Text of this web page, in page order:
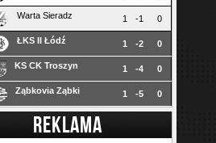
Warta Sieradz 1 -1 0
ŁKS II Łódź 1 -2 0
KS CK Troszyn 1 -4 0
Ząbkovia Ząbki 1 -5 0
REKLAMA